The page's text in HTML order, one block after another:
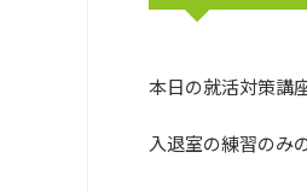
本日の就活対策講
入退室の練習のみ